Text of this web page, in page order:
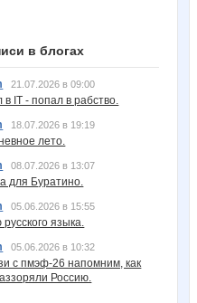
в блогах
21.07.2026 в 09:00
в IT - попал в рабство.
18.07.2026 в 19:19
лето.
08.07.2026 в 13:07
для Буратино.
05.06.2026 в 15:55
языка.
05.06.2026 в 10:32
с пмэф-26 напомним, как
Россию.